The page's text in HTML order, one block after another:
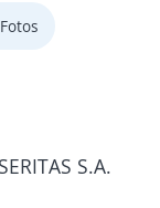
Fotos
S.A.